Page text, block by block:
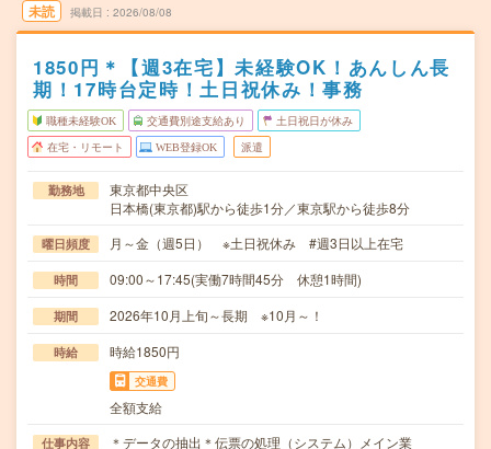
未読 掲載日 2026/08/08
1850円＊【週3在宅】未経験OK！あんしん長
期！17時台定時！土日祝休み！事務
職種未経験OK 交通費別途支給あり 土日祝日が休み
在宅・リモート WEB登録OK 派遣
勤務地
東京都中央区
日本橋(東京都)駅から徒歩1分／東京駅から徒歩8分
曜日頻度 月～金（週5日） ※土日祝休み #週3日以上在宅
時間 09:00～17:45(実働7時間45分 休憩1時間)
期間 2026年10月上旬～長期 ※10月～！
時給 時給1850円
交通費
全額支給
仕事内容
＊データの抽出＊伝票の処理（システム）メイン業